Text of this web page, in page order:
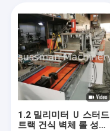
1.2 밀리미터 Ｕ 스터드
트랙 건식 벽체 롤 성형